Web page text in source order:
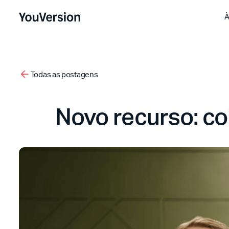
Todas as postagens
Novo recurso: